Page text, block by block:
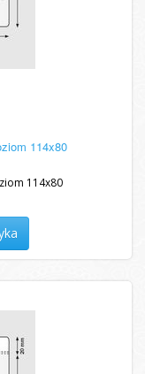
114x80
114x80